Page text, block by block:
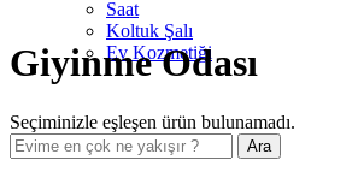
Saat
Koltuk Şalı
Ev Kozmetiği
Giyinme Odası
Seçiminizle eşleşen ürün bulunamadı.
Ara